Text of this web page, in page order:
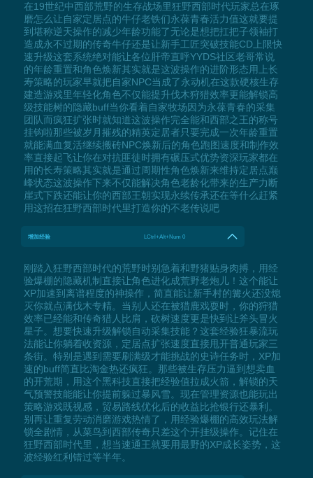
在19世纪中西部荒野的生存战场里狂野西部时代玩家总在琢
磨怎么让自家定居点的牛仔老铁们永葆青春活力值这就要提
到堪称逆天操作的减少年龄功能了无论是想把扛把子领袖打
造成永不过期的传奇牛仔还是让新手工匠突破技能CD上限快
速升级这套系统绝对能让各位肝帝直呼YYDS社区老哥常说
的年龄重置和角色焕新其实就是这波操作的进阶形态用上长
寿策略的玩家早就把自家NPC当成了永动机在这款硬核生存
建造游戏里年轻化角色不仅能提升伐木狩猎效率更能解锁高
级技能树的隐藏buff当你看着自家牧场因为永葆青春的采集
团队而疯狂扩张时就知道这波操作完全能和西部之王的称号
挂钩啦那些被岁月摧残的精英定居者只要完成一次年龄重置
就能满血复活继续搬砖NPC焕新后的角色跑图速度和制作效
率直接起飞让你在对抗匪徒时拥有碾压式优势资深玩家都在
用的长寿策略其实就是通过周期性角色焕新来维持定居点巅
峰状态这波操作下来不仅能解决角色老龄化带来的生产力断
崖式下跌还能让你的西部王朝实现永续传承还在等什么赶紧
用这招在狂野西部时代里打造你的不老传说吧
增加经验 LCtrl+Alt+Num 0
刚踏入狂野西部时代的荒野时别急着和野猪贴身肉搏，用经
验爆棚的隐藏机制直接让角色进化成荒野老炮儿！这个能让
XP加速到离谱程度的神操作，简直能让新手村的篝火还没熄
灭你就点满伐木专精。当别人还在被猎鹿戏耍时，你的狩猎
效率已经能和传奇猎人比肩，砍树速度更是快到让斧头冒火
星子。想要快速升级解锁自动采集技能？这套经验狂暴流玩
法能让你躺着收资源，定居点扩张速度直接甩开普通玩家三
条街。特别是遇到需要刷满级才能挑战的史诗任务时，XP加
速的buff简直比淘金热还疯狂。那些被生存压力逼到想卖血
的开荒期，用这个黑科技直接把经验值拉成火箭，解锁的天
气预警技能能让你提前躲过暴风雪。现在管理资源也能玩出
策略游戏既视感，贸易路线优化后的收益比抢银行还暴利。
别再让重复劳动消磨游戏热情了，用经验爆棚的高效玩法解
锁全剧情，从菜鸟到西部传奇只差这个开挂级操作。记住在
狂野西部时代里，想当速通王就要用最野的XP成长姿势，这
波经验红利错过等半年。